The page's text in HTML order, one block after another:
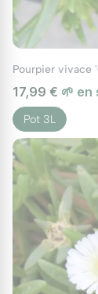
Pourpier vivace
17,99 € 🌱
Pot 3L